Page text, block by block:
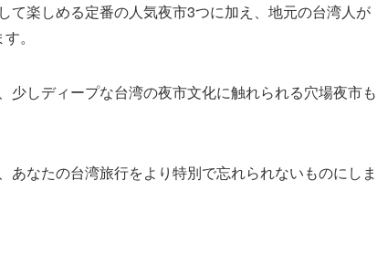
て楽しめる定番の人気夜市3つに加え、地元の台湾人が
。
しディープな台湾の夜市文化に触れられる穴場夜市も
なたの台湾旅行をより特別で忘れられないものにしま